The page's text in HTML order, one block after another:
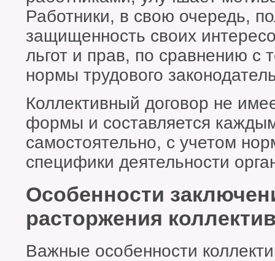
Работники, в свою очередь,
защищенность своих
льгот и прав, по сравнению с
нормы трудового
Коллективный договор не
формы и составляется
самостоятельно, с учетом
специфики деятельности
Особенности
расторжения
Важные особенности